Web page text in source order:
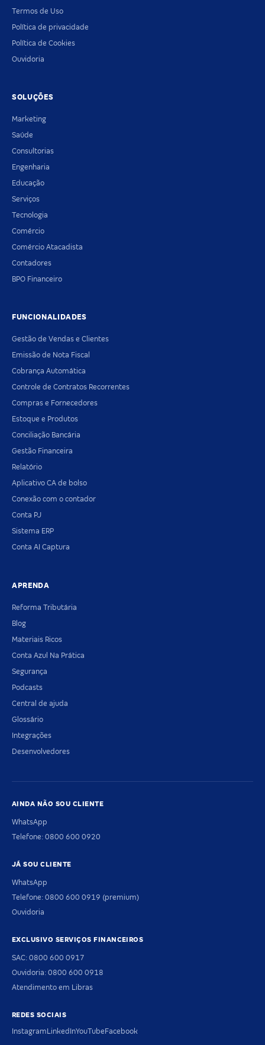
Termos de Uso
Política de privacidade
Política de Cookies
Ouvidoria
SOLUÇÕES
Marketing
Saúde
Consultorias
Engenharia
Educação
Serviços
Tecnologia
Comércio
Comércio Atacadista
Contadores
BPO Financeiro
FUNCIONALIDADES
Gestão de Vendas e Clientes
Emissão de Nota Fiscal
Cobrança Automática
Controle de Contratos Recorrentes
Compras e Fornecedores
Estoque e Produtos
Conciliação Bancária
Gestão Financeira
Relatório
Aplicativo CA de bolso
Conexão com o contador
Conta PJ
Sistema ERP
Conta AI Captura
APRENDA
Reforma Tributária
Blog
Materiais Ricos
Conta Azul Na Prática
Segurança
Podcasts
Central de ajuda
Glossário
Integrações
Desenvolvedores
AINDA NÃO SOU CLIENTE
WhatsApp
Telefone: 0800 600 0920
JÁ SOU CLIENTE
WhatsApp
Telefone: 0800 600 0919 (premium)
Ouvidoria
EXCLUSIVO SERVIÇOS FINANCEIROS
SAC: 0800 600 0917
Ouvidoria: 0800 600 0918
Atendimento em Libras
REDES SOCIAIS
InstagramLinkedInYouTubeFacebook